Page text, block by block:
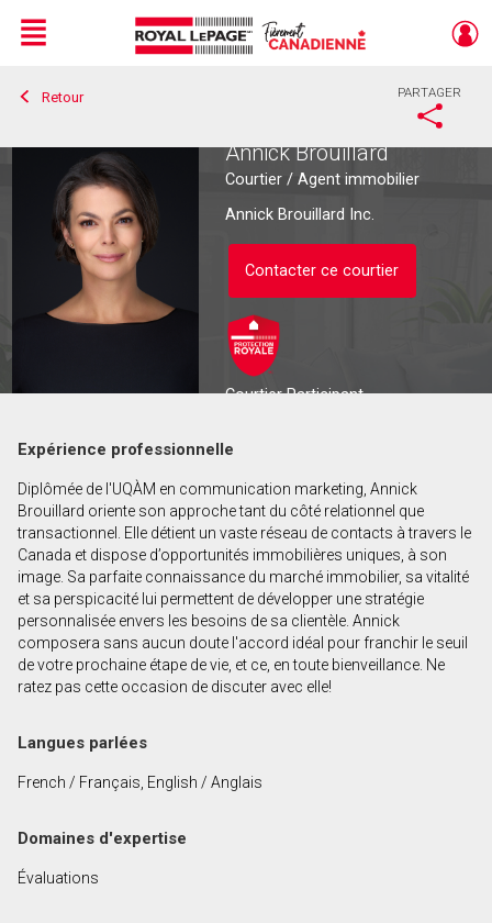
Live
En Direct
Menu
Retour PARTAGER
Annick Brouillard
Courtier / Agent immobilier
Annick Brouillard Inc.
Contacter ce courtier
Courtier Participant
Prénom
et
Nom
Courriel
Téléphone
(Optionnel)
Message
Expérience professionnelle
Diplômée de l'UQÀM en communication marketing, Annick
Brouillard oriente son approche tant du côté relationnel que
transactionnel. Elle détient un vaste réseau de contacts à travers le
Canada et dispose d’opportunités immobilières uniques, à son
image. Sa parfaite connaissance du marché immobilier, sa vitalité
et sa perspicacité lui permettent de développer une stratégie
personnalisée envers les besoins de sa clientèle. Annick
composera sans aucun doute l'accord idéal pour franchir le seuil
de votre prochaine étape de vie, et ce, en toute bienveillance. Ne
ratez pas cette occasion de discuter avec elle!
Langues parlées
French / Français, English / Anglais
Domaines d'expertise
Évaluations